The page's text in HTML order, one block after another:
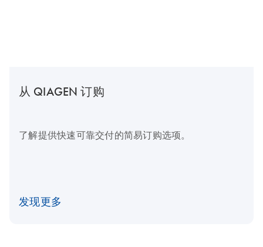
从 QIAGEN 订购
了解提供快速可靠交付的简易订购选项。
发现更多